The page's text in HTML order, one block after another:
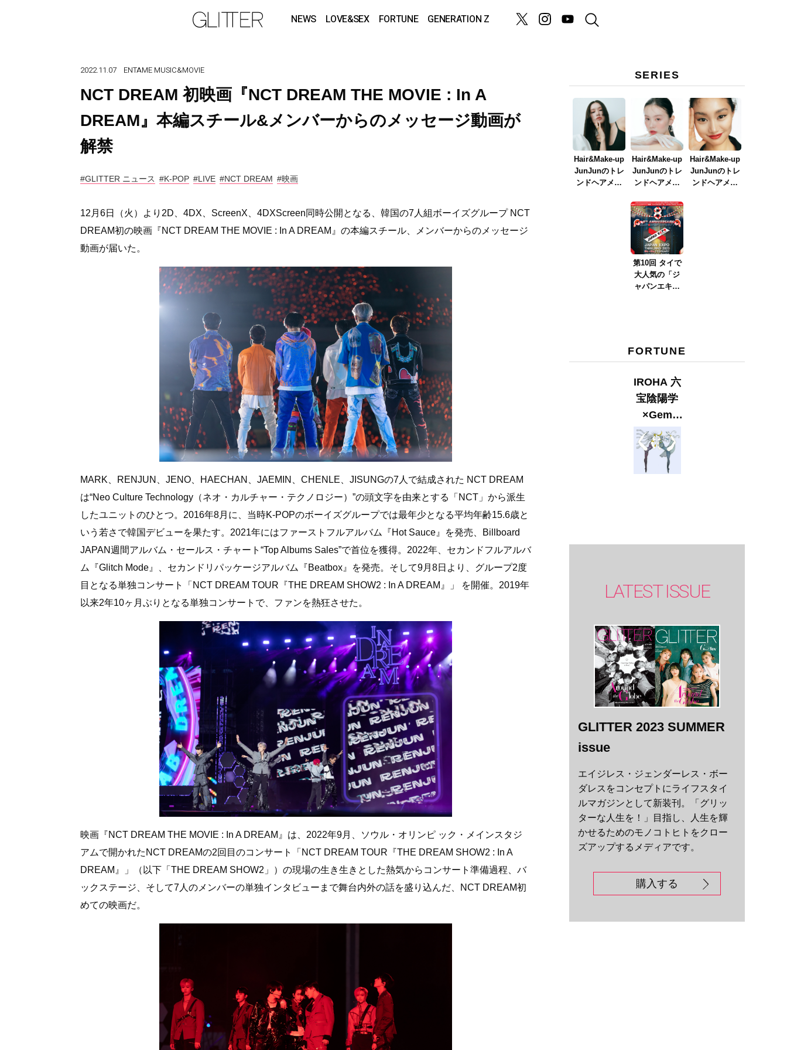
NEWS LOVE&SEX FORTUNE GENERATION Z
2022.11.07 ENTAME MUSIC&MOVIE
NCT DREAM 初映画『NCT DREAM THE MOVIE : In A
DREAM』本編スチール&メンバーからのメッセージ動画が
解禁
#GLITTER ニュース #K-POP #LIVE #NCT DREAM #映画
12月6日（火）より2D、4DX、ScreenX、4DXScreen同時公開となる、韓国の7人組ボーイズグループ NCT
DREAM初の映画『NCT DREAM THE MOVIE : In A DREAM』の本編スチール、メンバーからのメッセージ
動画が届いた。
MARK、RENJUN、JENO、HAECHAN、JAEMIN、CHENLE、JISUNGの7人で結成された NCT DREAM
は“Neo Culture Technology（ネオ・カルチャー・テクノロジー）”の頭文字を由来とする「NCT」から派生
したユニットのひとつ。2016年8月に、当時K-POPのボーイズグループでは最年少となる平均年齢15.6歳と
いう若さで韓国デビューを果たす。2021年にはファーストフルアルバム『Hot Sauce』を発売、Billboard
JAPAN週間アルバム・セールス・チャート“Top Albums Sales”で首位を獲得。2022年、セカンドフルアルバ
ム『Glitch Mode』、セカンドリパッケージアルバム『Beatbox』を発売。そして9月8日より、グループ2度
目となる単独コンサート「NCT DREAM TOUR『THE DREAM SHOW2 : In A DREAM』」 を開催。2019年
以来2年10ヶ月ぶりとなる単独コンサートで、ファンを熱狂させた。
映画『NCT DREAM THE MOVIE : In A DREAM』は、2022年9月、ソウル・オリンピ ック・メインスタジ
アムで開かれたNCT DREAMの2回目のコンサート「NCT DREAM TOUR『THE DREAM SHOW2 : In A
DREAM』」（以下「THE DREAM SHOW2」）の現場の生き生きとした熱気からコンサート準備過程、バ
ックステージ、そして7人のメンバーの単独インタビューまで舞台内外の話を盛り込んだ、NCT DREAM初
めての映画だ。
SERIES
Hair&Make-up
JunJunのトレ
ンドヘアメイ
Hair&Make-up
JunJunのトレ
ンドヘアメイ
イク
ver.2023』
Hair&Make-up
JunJunのトレ
ンドヘアメイ
第10回 タイで
大人気の「ジ
ャパンエキス
FORTUNE
IROHA 六
宝陰陽学
×Gem
Muse
【GLITTER
2023
LATEST ISSUE
GLITTER 2023 SUMMER
issue
エイジレス・ジェンダーレス・ボー
ダレスをコンセプトにライフスタイ
ルマガジンとして新装刊。「グリッ
ターな人生を！」目指し、人生を輝
かせるためのモノコトヒトをクロー
ズアップするメディアです。
購入する